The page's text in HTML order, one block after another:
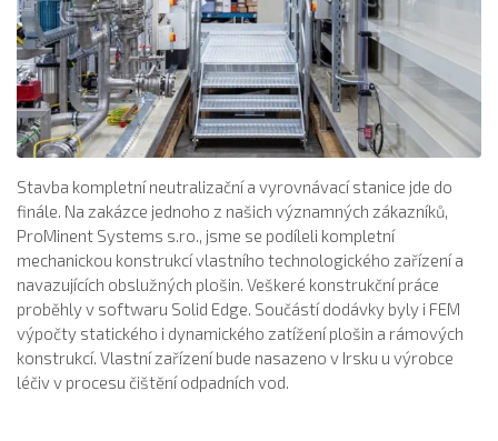
Stavba kompletní neutralizační a vyrovnávací stanice jde do
finále. Na zakázce jednoho z našich významných zákazníků,
ProMinent Systems s.ro., jsme se podíleli kompletní
mechanickou konstrukcí vlastního technologického zařízení a
navazujících obslužných plošin. Veškeré konstrukční práce
proběhly v softwaru Solid Edge. Součástí dodávky byly i FEM
výpočty statického i dynamického zatížení plošin a rámových
konstrukcí. Vlastní zařízení bude nasazeno v Irsku u výrobce
léčiv v procesu čištění odpadních vod.